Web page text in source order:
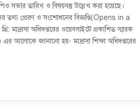
সভার তারিখ ও বিষয়বস্তু উল্লেখ করা হয়েছে।
তথ্য প্রেরণ ও সংশোধনের বিজ্ঞপ্তি(Opens in a
অধিদপ্তরের ওয়েবসাইটে প্রকাশিত স্মারক
জানানো হয়- মাদ্রাসা শিক্ষা অধিদপ্তরের